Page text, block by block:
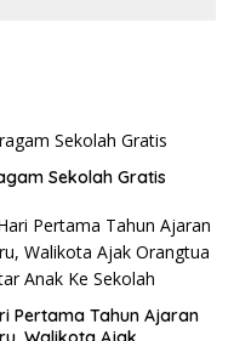
Sekolah Gratis
Pertama Tahun Ajaran